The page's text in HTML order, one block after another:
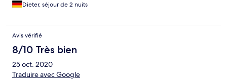
Dieter, séjour de 2 nuits
Avis vérifié
8/10 Très bien
25 oct. 2020
Traduire avec Google